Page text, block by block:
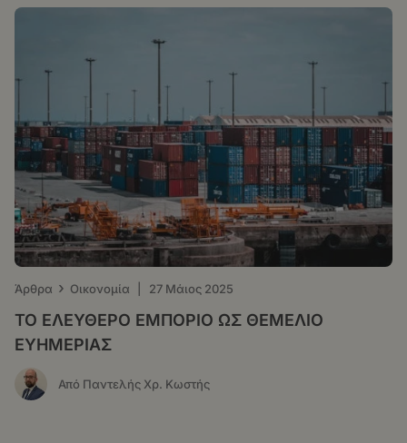
Άρθρα › Οικονομία 27 Μάιος 2025
ΤΟ ΕΛΕΥΘΕΡΟ ΕΜΠΟΡΙΟ ΩΣ ΘΕΜΕΛΙΟ
ΕΥΗΜΕΡΙΑΣ
Από Παντελής Χρ. Κωστής